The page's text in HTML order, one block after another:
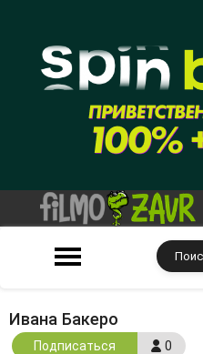
Ивана Бакеро
0
Подписаться